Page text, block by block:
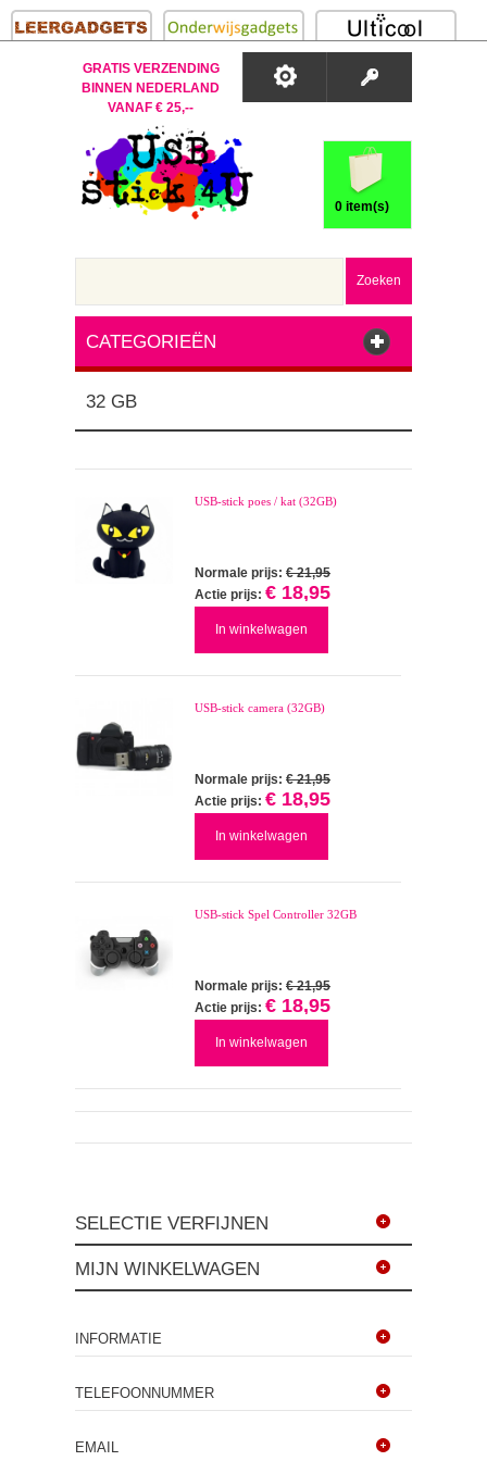
GRATIS VERZENDING
BINNEN NEDERLAND
VANAF € 25,--
0 item(s)
Zoeken
CATEGORIEËN
32 GB
USB-stick poes / kat (32GB)
Normale prijs: € 21,95
Actie prijs: € 18,95
In winkelwagen
USB-stick camera (32GB)
Normale prijs: € 21,95
Actie prijs: € 18,95
In winkelwagen
USB-stick Spel Controller 32GB
Normale prijs: € 21,95
Actie prijs: € 18,95
In winkelwagen
SELECTIE VERFIJNEN
MIJN WINKELWAGEN
INFORMATIE
TELEFOONNUMMER
EMAIL